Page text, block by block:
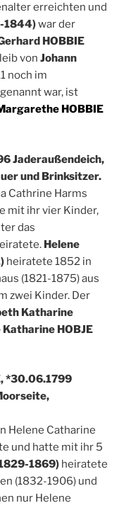
erreichten und
1844)war der
HOBBIE
von Johann
noch im
war, ist
HOBBIE
Jaderaußendeich,
und Brinksitzer.
Cathrine Harms
mit ihr vier Kinder,
das
Helene
heiratete 1852 in
(1821-1875) aus
zwei Kinder. Der
Katharine
HOBJE
*30.06.1799
Helene Catharine
und hatte mit ihr 5
1869) heiratete
(1832-1906) und
nur Helene